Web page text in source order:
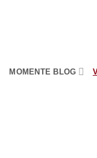
MOMENTE BLOG